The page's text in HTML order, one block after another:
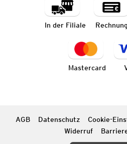
In der Filiale Rechnung
Mastercard
AGB Datenschutz Cookie-
Widerruf